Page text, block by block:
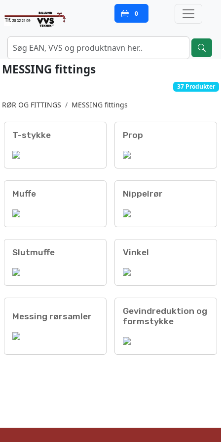
0
MESSING fittings
37 Produkter
RØR OG FITTINGS MESSING fittings
T-stykke Prop
Muffe Nippelrør
Slutmuffe Vinkel
Messing rørsamler
Gevindreduktion og
formstykke